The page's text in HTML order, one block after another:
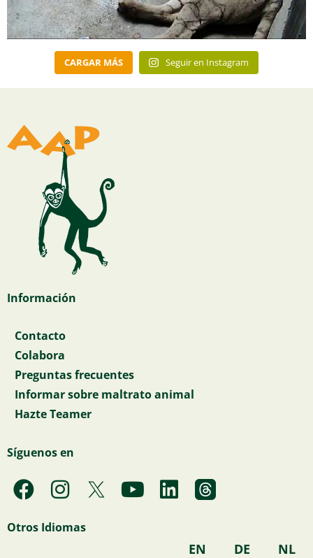
CARGAR MÁS Seguir en Instagram
Información
Contacto
Colabora
Preguntas frecuentes
Informar sobre maltrato animal
Hazte Teamer
Síguenos en
F
a
c
I
n
s
Y
o
L
i
Otros Idiomas
EN DE NL